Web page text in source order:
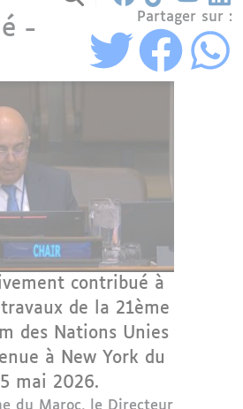
Partager sur :
-
contribué à
de la 21ème
des Nations Unies
à New York du
mai 2026.